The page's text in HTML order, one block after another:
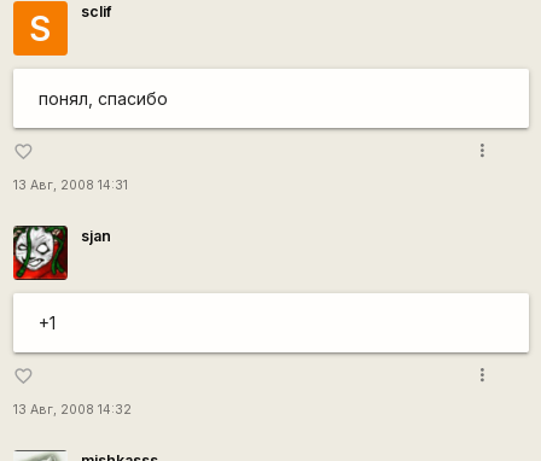
S sclif
понял, спасибо
favorite_border
13 Авг, 2008 14:31
more_vert
sjan
+1
favorite_border
13 Авг, 2008 14:32
more_vert